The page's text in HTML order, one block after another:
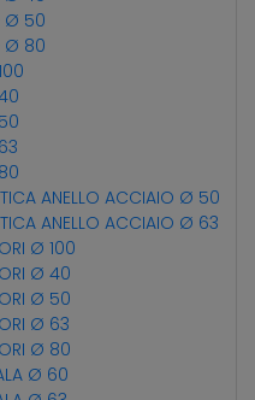
Ø 50
Ø 80
ANELLO ACCIAIO Ø 50
ANELLO ACCIAIO Ø 63
Ø 100
Ø 40
Ø 50
Ø 63
Ø 80
Ø 60